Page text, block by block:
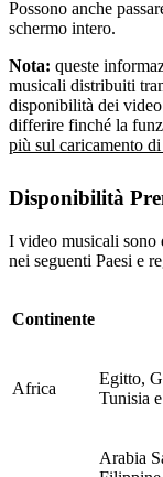
Possono anche
schermo intero.
Nota: queste
musicali distribuiti
disponibilità dei
differire finché la
più sul caricamento
Disponibilità
I video musicali
nei seguenti Paesi e
Continente
Africa
Egitto,
Tunisia
Arabia